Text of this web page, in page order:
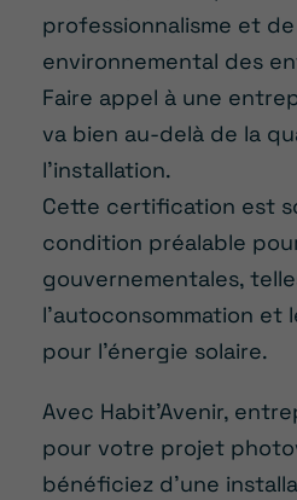
professionnalisme et
environnemental des
Faire appel à une
va bien au-delà de la
l’installation.
Cette certification est
condition préalable
gouvernementales,
l’autoconsommation et
pour l’énergie solaire.
Avec Habit’Avenir,
pour votre projet
bénéficiez d’une